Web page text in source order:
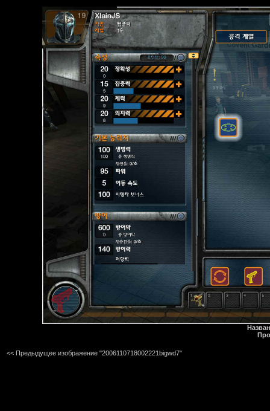
<< Предыдущее изображение "2006110718002221bigwd7"